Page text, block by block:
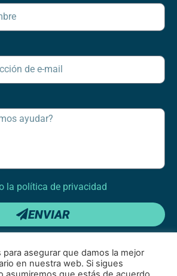
la política de privacidad
ENVIAR
asegurar que damos la mejor
en nuestra web. Si sigues